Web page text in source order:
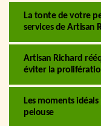
La tonte de votre
services de Artisan
Artisan Richard
éviter la
Les moments
pelouse